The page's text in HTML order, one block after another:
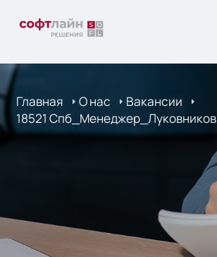
Главная О нас
Вакансии
18521 Спб_Менеджер_Луковников